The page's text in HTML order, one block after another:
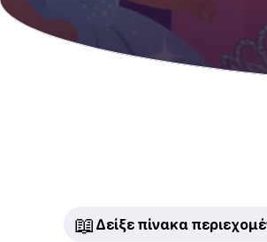
📖 Δείξε πίνακα